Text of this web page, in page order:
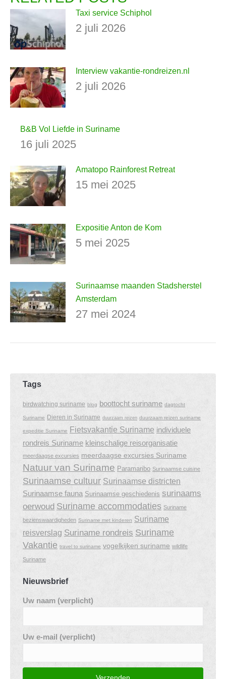
Taxi service Schiphol
2 juli 2026
Interview vakantie-rondreizen.nl
2 juli 2026
B&B Vol Liefde in Suriname
16 juli 2025
Amatopo Rainforest Retreat
15 mei 2025
Expositie Anton de Kom
5 mei 2025
Surinaamse maanden Stadsherstel
Amsterdam
27 mei 2024
Tags
birdwatching suriname blog boottocht suriname dagtocht
Suriname Dieren in Suriname duurzaam reizen duurzaam reizen suriname
expeditie Suriname Fietsvakantie Suriname individuele
rondreis Suriname kleinschalige reisorganisatie
meerdaagse excursies meerdaagse excursies Suriname
Natuur van Suriname Paramaribo Surinaamse cuisine
Surinaamse cultuur Surinaamse districten
Surinaamse fauna Surinaamse geschiedenis surinaams
oerwoud Suriname accommodaties Suriname
bezienswaardigheden Suriname met kinderen Suriname
reisverslag Suriname rondreis Suriname
Vakantie travel to suriname vogelkijken suriname wildlife
Suriname
Nieuwsbrief
Uw naam (verplicht)
Uw e-mail (verplicht)